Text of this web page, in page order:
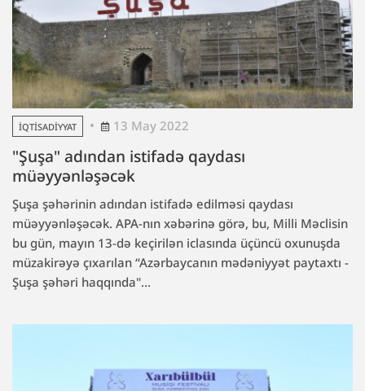
İQTISADIYYAT 13 May 2022
"Şuşa" adından istifadə qaydası
müəyyənləşəcək
Şuşa şəhərinin adından istifadə edilməsi qaydası
müəyyənləşəcək. APA-nın xəbərinə görə, bu, Milli Məclisin
bu gün, mayın 13-də keçirilən iclasında üçüncü oxunuşda
müzakirəyə çıxarılan “Azərbaycanın mədəniyyət paytaxtı -
Şuşa şəhəri haqqında"...